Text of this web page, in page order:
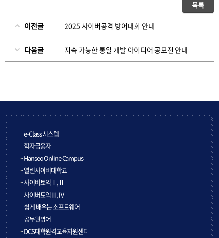
목록
이전글 2025 사이버공격 방어대회 안내
다음글 지속 가능한 통일 개발 아이디어 공모전 안내
e-Class 시스템
학자금융자
Hanseo Online Campus
열린사이버대학교
사이버토익Ⅰ,Ⅱ
사이버토익Ⅲ,Ⅳ
쉽게 배우는 소프트웨어
공무원영어
DCS대학원격교육지원센터